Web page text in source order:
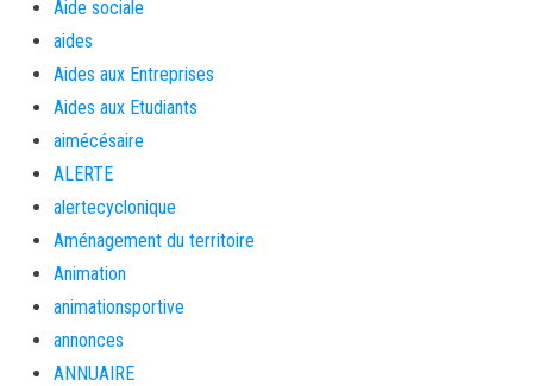
Aide sociale
aides
Aides aux Entreprises
Aides aux Etudiants
aimécésaire
ALERTE
alertecyclonique
Aménagement du territoire
Animation
animationsportive
annonces
ANNUAIRE